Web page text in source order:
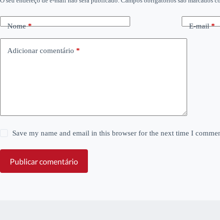
Nome* E-mail*
Adicionar comentário *
Save my name and email in this browser for the next time I
Publicar comentário